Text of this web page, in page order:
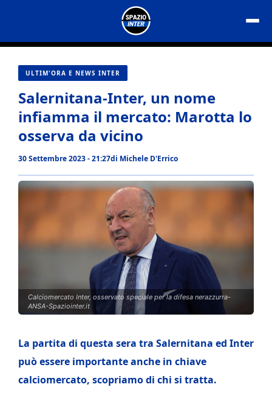
contenuto
ULTIM'ORA E NEWS INTER
Salernitana-Inter, un nome
infiamma il mercato: Marotta lo
osserva da vicino
30 Settembre 2023 - 21:27di Michele D'Errico
Calciomercato Inter, osservato speciale per la difesa nerazzurra-
ANSA-Spaziointer.it
La partita di questa sera tra Salernitana ed Inter
può essere importante anche in chiave
calciomercato, scopriamo di chi si tratta.